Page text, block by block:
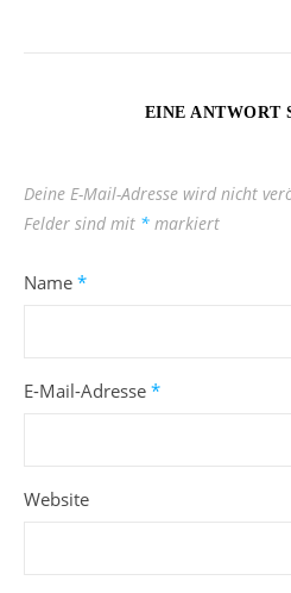
EINE ANTWORT
Deine E-Mail-Adresse wird nicht
Felder sind mit * markiert
Name *
E-Mail-Adresse *
Website